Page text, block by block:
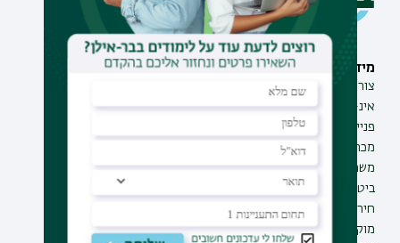
מידע וסיוע
צור קשר
אינ-בר מידע אישי לסטודנט
פנייה למנהל האתר
מכרזים
משרות בבר-אילן
ביטחון ובטיחות
חירום ועזרה ראשונה
מוקד בקרה לדיווחים
תחומי לימוד
תואר שני
תוכניות העשרה